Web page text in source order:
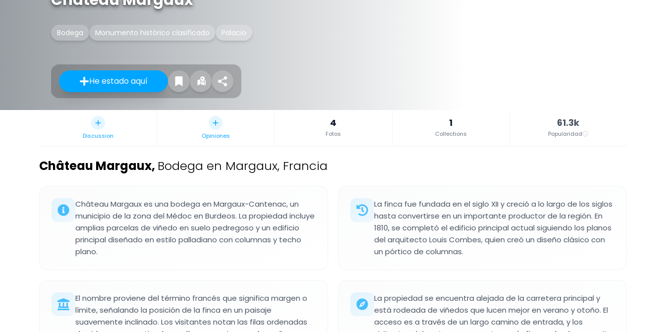
Bodega Monumento histórico clasificado Palacio
He estado aquí
Discussion Opiniones
4
Fotos
1
Collections
61.3k
Popularidad
Château Margaux, Bodega en Margaux, Francia
Château Margaux es una bodega en Margaux-Cantenac, un
municipio de la zona del Médoc en Burdeos. La propiedad incluye
amplias parcelas de viñedo en suelo pedregoso y un edificio
principal diseñado en estilo palladiano con columnas y techo
plano.
La finca fue fundada en el siglo XII y creció a lo largo de los siglos
hasta convertirse en un importante productor de la región. En
1810, se completó el edificio principal actual siguiendo los planos
del arquitecto Louis Combes, quien creó un diseño clásico con
un pórtico de columnas.
El nombre proviene del término francés que significa margen o
límite, señalando la posición de la finca en un paisaje
suavemente inclinado. Los visitantes notan las filas ordenadas
La propiedad se encuentra alejada de la carretera principal y
está rodeada de viñedos que lucen mejor en verano y otoño. El
acceso es a través de un largo camino de entrada, y los